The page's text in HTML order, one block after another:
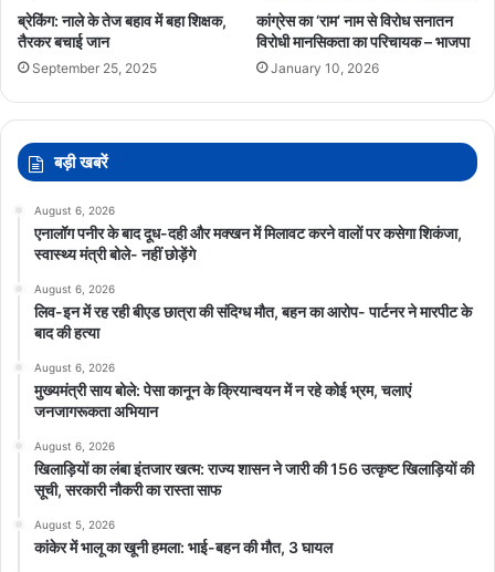
ब्रेकिंग: नाले के तेज बहाव में बहा शिक्षक,
तैरकर बचाई जान
September 25, 2025
कांग्रेस का ‘राम’ नाम से विरोध सनातन
विरोधी मानसिकता का परिचायक – भाजपा
January 10, 2026
बड़ी खबरें
August 6, 2026
एनालॉग पनीर के बाद दूध-दही और मक्खन में मिलावट करने वालों पर कसेगा शिकंजा,
स्वास्थ्य मंत्री बोले- नहीं छोड़ेंगे
August 6, 2026
लिव-इन में रह रही बीएड छात्रा की संदिग्ध मौत, बहन का आरोप- पार्टनर ने मारपीट के
बाद की हत्या
August 6, 2026
मुख्यमंत्री साय बोले: पेसा कानून के क्रियान्वयन में न रहे कोई भ्रम, चलाएं
जनजागरूकता अभियान
August 6, 2026
खिलाड़ियों का लंबा इंतजार खत्म: राज्य शासन ने जारी की 156 उत्कृष्ट खिलाड़ियों की
सूची, सरकारी नौकरी का रास्ता साफ
August 5, 2026
कांकेर में भालू का खूनी हमला: भाई-बहन की मौत, 3 घायल